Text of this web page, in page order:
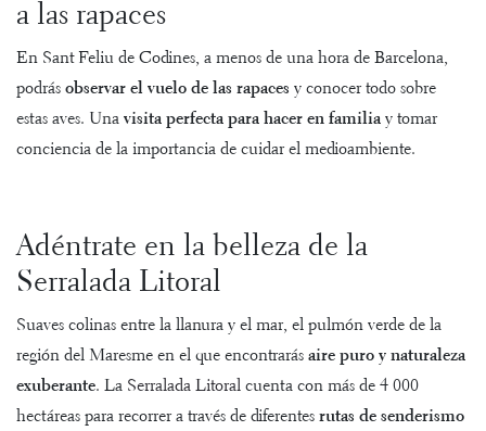
a las rapaces
En Sant Feliu de Codines, a menos de una hora de Barcelona,
podrás observar el vuelo de las rapaces y conocer todo sobre
estas aves. Una visita perfecta para hacer en familia y tomar
conciencia de la importancia de cuidar el medioambiente.
Adéntrate en la belleza de la
Serralada Litoral
Suaves colinas entre la llanura y el mar, el pulmón verde de la
región del Maresme en el que encontrarás aire puro y naturaleza
exuberante. La Serralada Litoral cuenta con más de 4 000
hectáreas para recorrer a través de diferentes rutas de senderismo